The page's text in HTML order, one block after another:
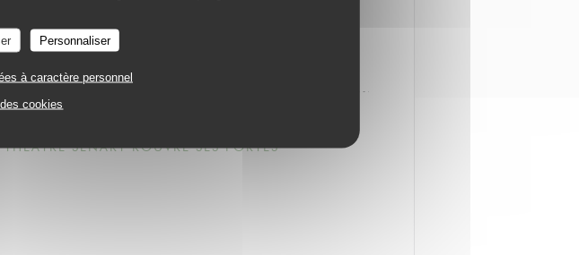
Personnaliser
à caractère personnel
cookies
SÉNART ROUVRE SES PORTES
FENÊTRE))